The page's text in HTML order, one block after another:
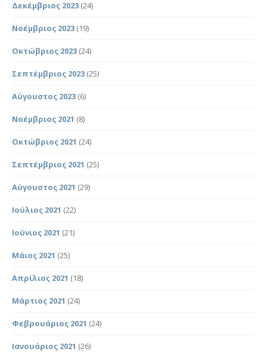
Δεκέμβριος 2023 (24)
Νοέμβριος 2023 (19)
Οκτώβριος 2023 (24)
Σεπτέμβριος 2023 (25)
Αύγουστος 2023 (6)
Νοέμβριος 2021 (8)
Οκτώβριος 2021 (24)
Σεπτέμβριος 2021 (25)
Αύγουστος 2021 (29)
Ιούλιος 2021 (22)
Ιούνιος 2021 (21)
Μάιος 2021 (25)
Απρίλιος 2021 (18)
Μάρτιος 2021 (24)
Φεβρουάριος 2021 (24)
Ιανουάριος 2021 (26)